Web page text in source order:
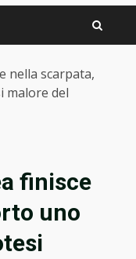
nella scarpata,
malore del
finisce
uno